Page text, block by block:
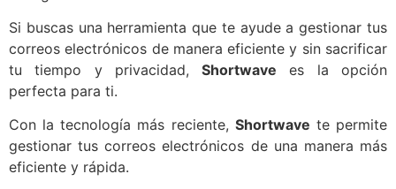
Si buscas una herramienta que te ayude a gestionar tus
correos electrónicos de manera eficiente y sin sacrificar
tu tiempo y privacidad,Shortwave es la opción
perfecta para ti.
Con la tecnología más reciente, Shortwave te permite
gestionar tus correos electrónicos de una manera más
eficiente y rápida.